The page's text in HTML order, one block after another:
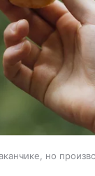
но